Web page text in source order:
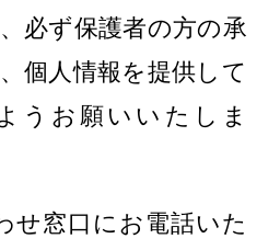
必ず保護者の方の承
個人情報を提供して
うお願いいたしま
せ窓口にお電話いた